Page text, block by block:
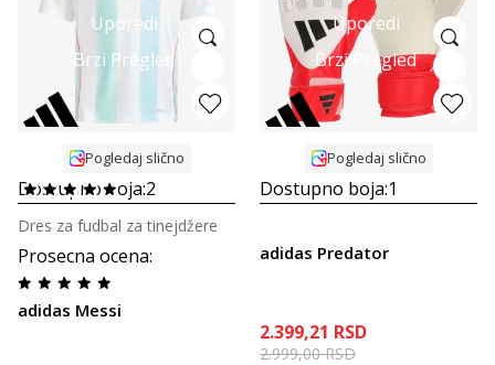
Uporedi
Brzi Pregled
Pogledaj slično
Dostupno boja:2
Prosecna ocena:
adidas Messi
Dres za fudbal za tinejdžere
Uporedi
Brzi Pregled
Pogledaj slično
Dostupno boja:1
adidas Predator
2.399,21 RSD
2.999,00RSD